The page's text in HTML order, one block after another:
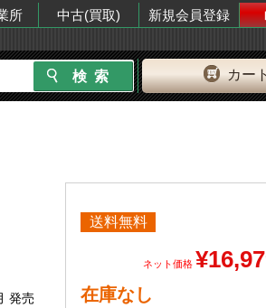
所 中古(買取) 新規会員登録
カート
発売
送料無料
ネット価格
在庫なし